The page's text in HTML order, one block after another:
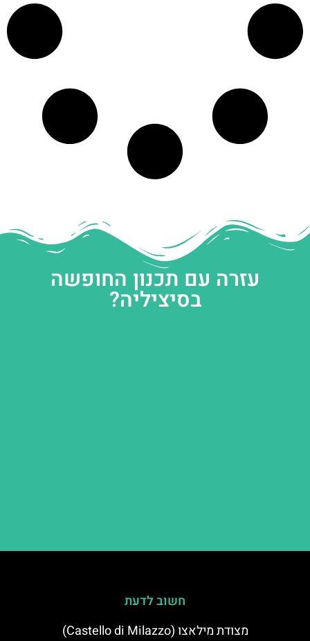
עזרה עם תכנון החופשה
בסיציליה?
חשוב לדעת
מצודת מילאצו (Castello di Milazzo)